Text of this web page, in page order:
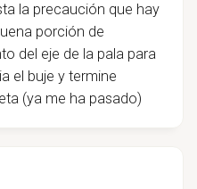
la precaución que hay
porción de
del eje de la pala para
el buje y termine
(ya me ha pasado)